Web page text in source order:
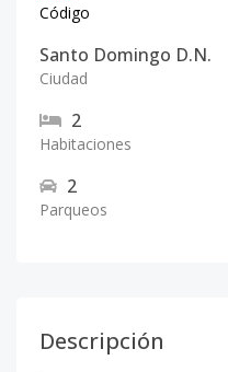
Código
Santo Domingo D.N.
Ciudad
2
Habitaciones
2
Parqueos
Descripción